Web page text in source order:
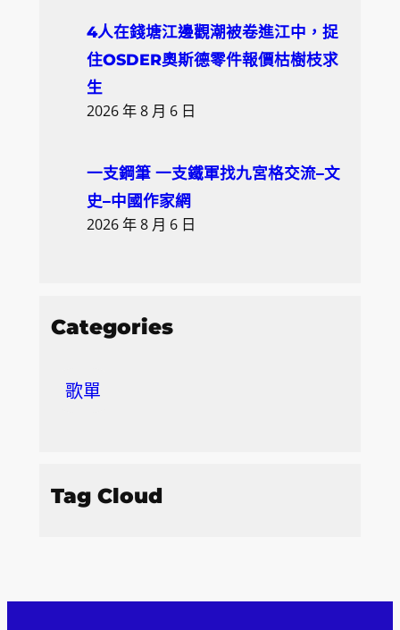
4人在錢塘江邊觀潮被卷進江中，捉
住OSDER奧斯德零件報價枯樹枝求
生
2026 年 8 月 6 日
一支鋼筆 一支鐵軍找九宮格交流–文
史–中國作家網
2026 年 8 月 6 日
Categories
歌單
Tag Cloud